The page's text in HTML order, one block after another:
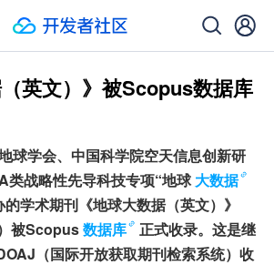
（英文）》被Scopus数据库
球学会、中国科学院空天信息创新研
类战略性先导科技专项“地球 大数据
学术期刊《地球大数据（英文）》
被Scopus数据库
正式收录。这是继
（国际开放获取期刊检索系统）收